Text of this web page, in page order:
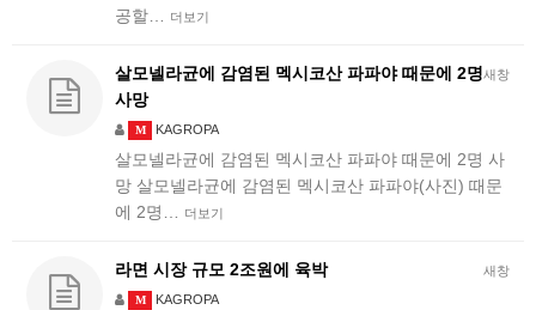
공할…
더보기
새창
살모넬라균에 감염된 멕시코산 파파야 때문에 2명
사망
M KAGROPA
살모넬라균에 감염된 멕시코산 파파야 때문에 2명 사
망 살모넬라균에 감염된 멕시코산 파파야(사진) 때문
에 2명…
더보기
새창
라면 시장 규모 2조원에 육박
M KAGROPA